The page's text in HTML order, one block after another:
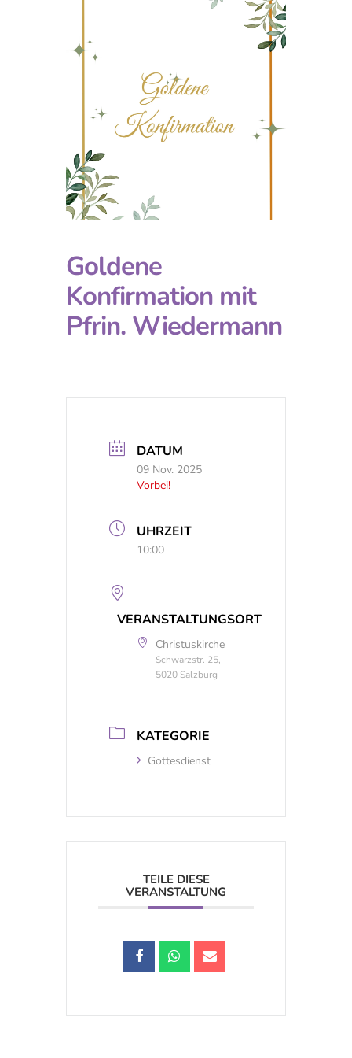
Goldene
Konfirmation mit
Pfrin. Wiedermann
DATUM
09 Nov. 2025
Vorbei!
UHRZEIT
10:00
VERANSTALTUNGSORT
Christuskirche
Schwarzstr. 25,
5020 Salzburg
KATEGORIE
Gottesdienst
TEILE DIESE
VERANSTALTUNG